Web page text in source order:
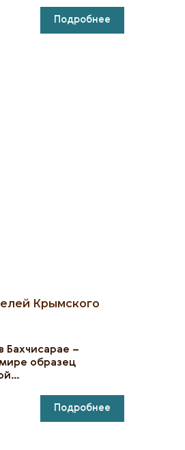
Подробнее
Крымского
Бахчисарае –
образец
Подробнее